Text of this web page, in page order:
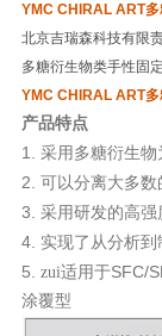
YMC CHIRAL ART
北京吉瑞森科技有限
多糖衍生物类手性固
YMC CHIRAL ART
产品特点
1. 采用多糖衍生
2. 可以分离大多
3. 采用研发的高
4. 实现了从分析
5. zui适用于SFC/
涂覆型